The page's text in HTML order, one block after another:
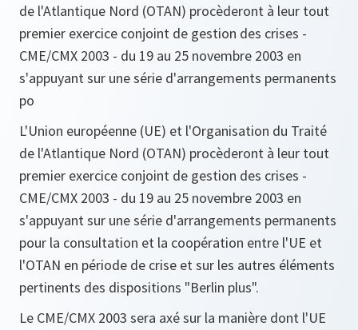
de l'Atlantique Nord (OTAN) procèderont à leur tout
premier exercice conjoint de gestion des crises -
CME/CMX 2003 - du 19 au 25 novembre 2003 en
s'appuyant sur une série d'arrangements permanents
po
L'Union européenne (UE) et l'Organisation du Traité
de l'Atlantique Nord (OTAN) procèderont à leur tout
premier exercice conjoint de gestion des crises -
CME/CMX 2003 - du 19 au 25 novembre 2003 en
s'appuyant sur une série d'arrangements permanents
pour la consultation et la coopération entre l'UE et
l'OTAN en période de crise et sur les autres éléments
pertinents des dispositions "Berlin plus".
Le CME/CMX 2003 sera axé sur la manière dont l'UE